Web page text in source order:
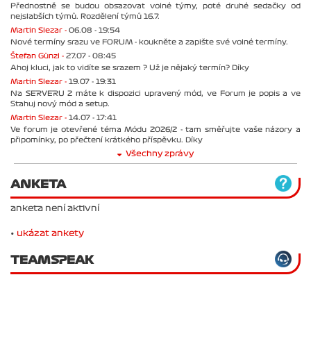
Přednostně se budou obsazovat volné týmy, poté druhé sedačky od
nejslabších týmů. Rozdělení týmů 16.7.
Martin Slezar - 06.08 - 19:54
Nové termíny srazu ve FORUM - koukněte a zapište své volné termíny.
Štefan Günzl - 27.07 - 08:45
Ahoj kluci, jak to vidíte se srazem ? Už je nějaký termín? Díky
Martin Slezar - 19.07 - 19:31
Na SERVERU 2 máte k dispozici upravený mód, ve Forum je popis a ve
Stahuj nový mód a setup.
Martin Slezar - 14.07 - 17:41
Ve forum je otevřené téma Módu 2026/2 - tam směřujte vaše názory a
připomínky, po přečtení krátkého příspěvku. Díky
Všechny zprávy
ANKETA
anketa není aktivní
• ukázat ankety
TEAMSPEAK